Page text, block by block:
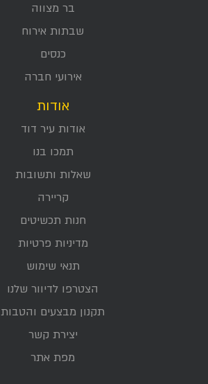
בר מצווה
שבתות אירוח
כנסים
אירועי חברה
אודות
אודות עיר דוד
תמכו בנו
שאלות ותשובות
קריירה
חנות תכשיטים
מדיניות פרטיות
תנאי שימוש
הצטרפו לדיוור שלנו
תקנון מבצעים והטבות
יצירת קשר
מפת אתר